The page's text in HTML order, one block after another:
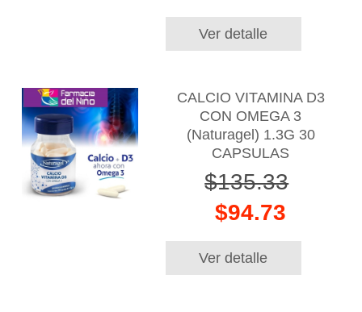
Ver detalle
CALCIO VITAMINA D3
CON OMEGA 3
(Naturagel) 1.3G 30
CAPSULAS
$135.33
$94.73
Ver detalle